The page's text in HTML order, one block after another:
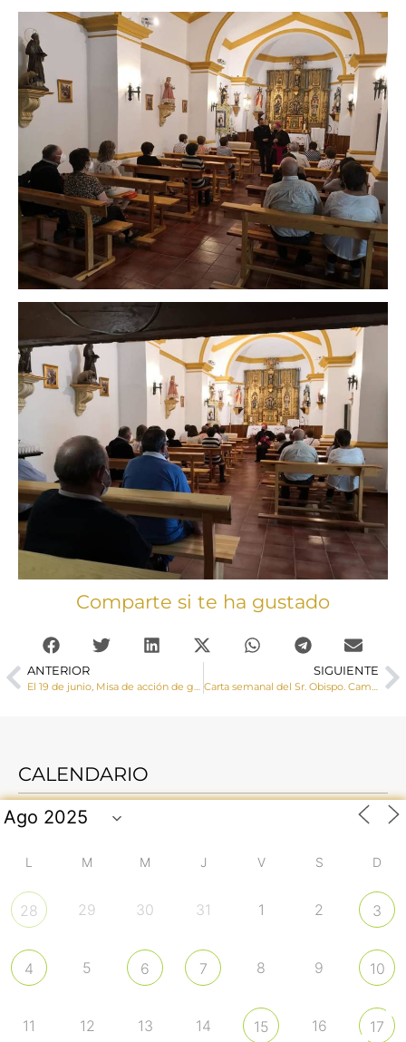
Comparte si te ha gustado
ANTERIOR
El 19 de junio, Misa de acción de gracias por los 50 años de la ordenación sacerdotal del Sr. Obispo
SIGUIENTE
Carta semanal del Sr. Obispo. Caminando juntos II
CALENDARIO
L M M J V S D
28 29 30 31 1 2 3
4 5 6 7 8 9 10
11 12 13 14 15 16 17